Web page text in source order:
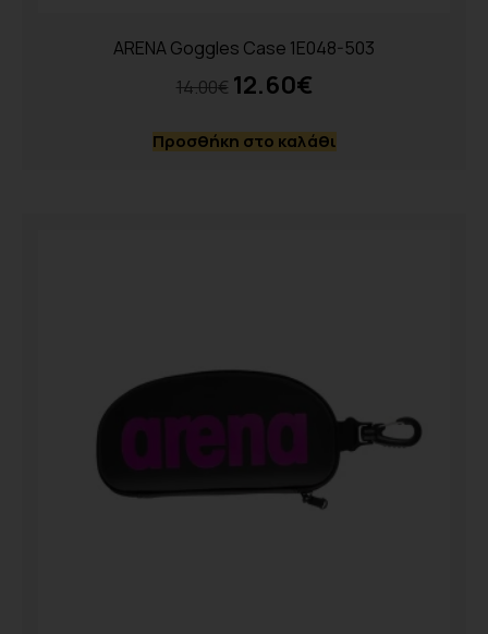
ARENA Goggles Case 1E048-503
14.00€ 12.60€
Προσθήκη στο καλάθι